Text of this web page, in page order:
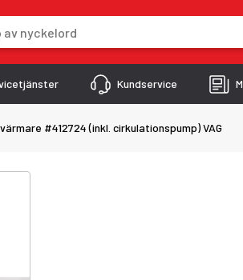
Kundservice
#412724 (inkl. cirkulationspump) VAG